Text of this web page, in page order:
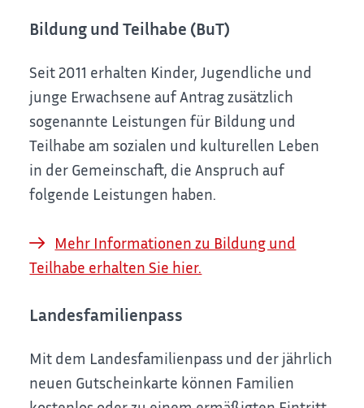
Bildung und Teilhabe (BuT)
Seit 2011 erhalten Kinder, Jugendliche und
junge Erwachsene auf Antrag zusätzlich
sogenannte Leistungen für Bildung und
Teilhabe am sozialen und kulturellen Leben
in der Gemeinschaft, die Anspruch auf
folgende Leistungen haben.
Mehr Informationen zu Bildung und
Teilhabe erhalten Sie hier.
Landesfamilienpass
Mit dem Landesfamilienpass und der jährlich
neuen Gutscheinkarte können Familien